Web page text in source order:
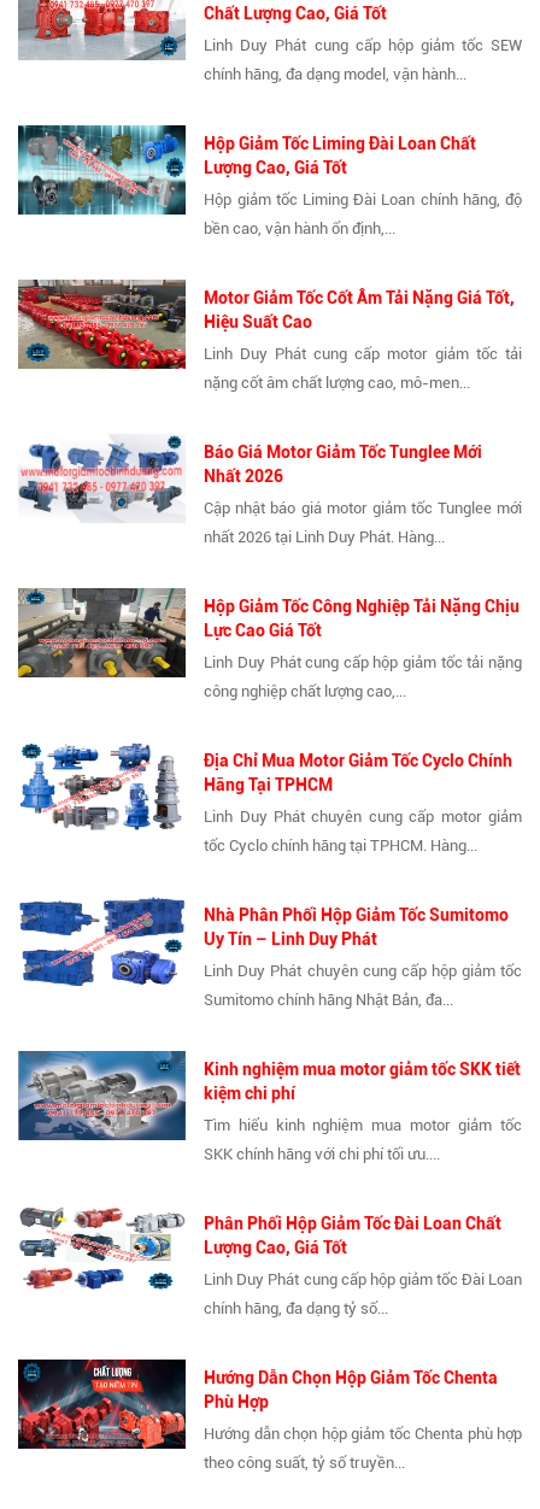
Chất Lượng Cao, Giá Tốt
Linh Duy Phát cung cấp hộp giảm tốc SEW
chính hãng, đa dạng model, vận hành...
Hộp Giảm Tốc Liming Đài Loan Chất
Lượng Cao, Giá Tốt
Hộp giảm tốc Liming Đài Loan chính hãng, độ
bền cao, vận hành ổn định,...
Motor Giảm Tốc Cốt Âm Tải Nặng Giá Tốt,
Hiệu Suất Cao
Linh Duy Phát cung cấp motor giảm tốc tải
nặng cốt âm chất lượng cao, mô-men...
Báo Giá Motor Giảm Tốc Tunglee Mới
Nhất 2026
Cập nhật báo giá motor giảm tốc Tunglee mới
nhất 2026 tại Linh Duy Phát. Hàng...
Hộp Giảm Tốc Công Nghiệp Tải Nặng Chịu
Lực Cao Giá Tốt
Linh Duy Phát cung cấp hộp giảm tốc tải nặng
công nghiệp chất lượng cao,...
Địa Chỉ Mua Motor Giảm Tốc Cyclo Chính
Hãng Tại TPHCM
Linh Duy Phát chuyên cung cấp motor giảm
tốc Cyclo chính hãng tại TPHCM. Hàng...
Nhà Phân Phối Hộp Giảm Tốc Sumitomo
Uy Tín – Linh Duy Phát
Linh Duy Phát chuyên cung cấp hộp giảm tốc
Sumitomo chính hãng Nhật Bản, đa...
Kinh nghiệm mua motor giảm tốc SKK tiết
kiệm chi phí
Tìm hiểu kinh nghiệm mua motor giảm tốc
SKK chính hãng với chi phí tối ưu....
Phân Phối Hộp Giảm Tốc Đài Loan Chất
Lượng Cao, Giá Tốt
Linh Duy Phát cung cấp hộp giảm tốc Đài Loan
chính hãng, đa dạng tỷ số...
Hướng Dẫn Chọn Hộp Giảm Tốc Chenta
Phù Hợp
Hướng dẫn chọn hộp giảm tốc Chenta phù hợp
theo công suất, tỷ số truyền...